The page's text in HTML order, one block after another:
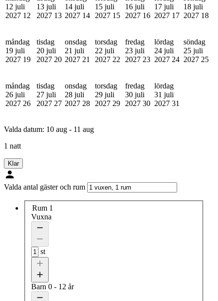
12 juli
2027 12
13 juli
2027 13
14 juli
2027 14
15 juli
2027 15
16 juli
2027 16
17 juli
2027 17
18 juli
2027 18
måndag
19 juli
2027 19
tisdag
20 juli
2027 20
onsdag
21 juli
2027 21
torsdag
22 juli
2027 22
fredag
23 juli
2027 23
lördag
24 juli
2027 24
söndag
25 juli
2027 25
måndag
26 juli
2027 26
tisdag
27 juli
2027 27
onsdag
28 juli
2027 28
torsdag
29 juli
2027 29
fredag
30 juli
2027 30
lördag
31 juli
2027 31
Valda datum: 10 aug - 11 aug
1 natt
Klar
Valda antal gäster och rum
Rum 1
Vuxna
st
Barn 0 - 12 år